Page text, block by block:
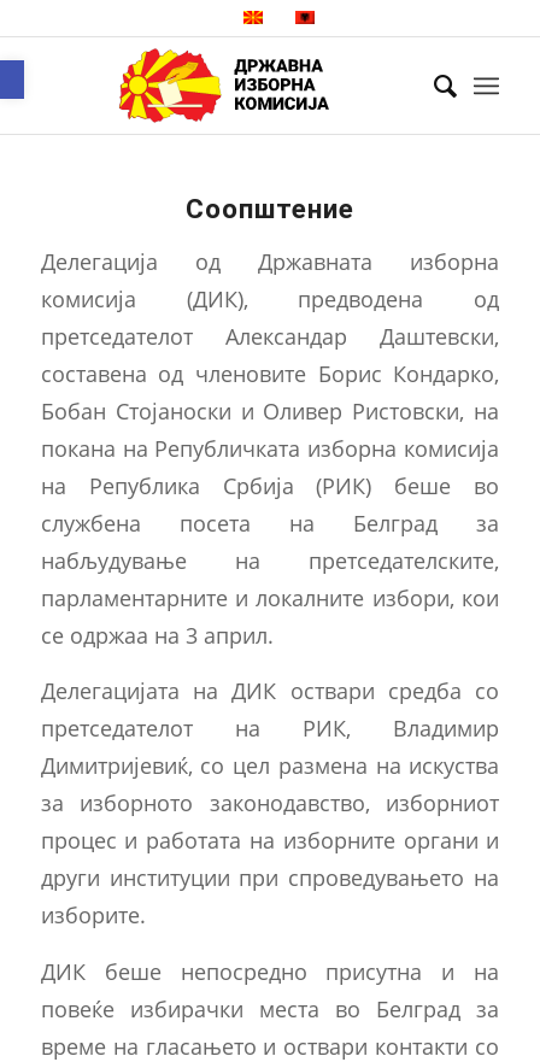
Соопштение
Делегација од Државната изборна
комисија (ДИК), предводена од
претседателот Александар Даштевски,
составена од членовите Борис Кондарко,
Бобан Стојаноски и Оливер Ристовски, на
покана на Републичката изборна комисија
на Република Србија (РИК) беше во
службена посета на Белград за
набљудување на претседателските,
парламентарните и локалните избори, кои
се одржаа на 3 април.
Делегацијата на ДИК оствари средба со
претседателот на РИК, Владимир
Димитријевиќ, со цел размена на искуства
за изборното законодавство, изборниот
процес и работата на изборните органи и
други институции при спроведувањето на
изборите.
ДИК беше непосредно присутна и на
повеќе избирачки места во Белград за
време на гласањето и оствари контакти со
Open toolbar